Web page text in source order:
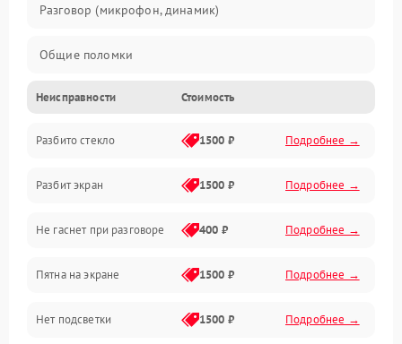
Разговор (микрофон, динамик)
Общие поломки
Проблемы связи
Камеры
Проблемы с дисплеем и сенсором
Зарядка
Проблемы с питанием, зарядкой и аккумулятором
Проблемы с работой системы, корпусом и другие
Неисправности Стоимость
Разбито стекло 1500 ₽ Подробнее →
Разбит экран 1500 ₽ Подробнее →
Не гаснет при разговоре 400 ₽ Подробнее →
Пятна на экране 1500 ₽ Подробнее →
Нет подсветки 1500 ₽ Подробнее →